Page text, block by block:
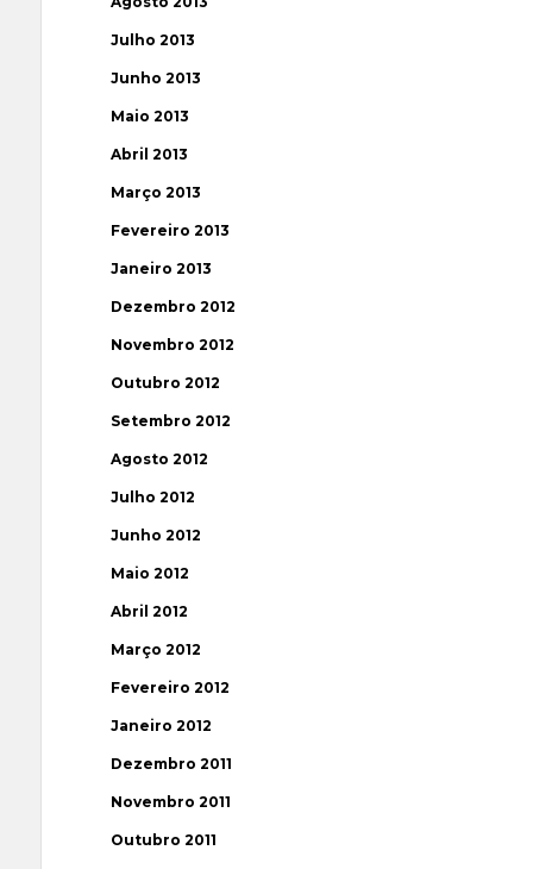
Julho 2013
Junho 2013
Maio 2013
Abril 2013
Março 2013
Fevereiro 2013
Janeiro 2013
Dezembro 2012
Novembro 2012
Outubro 2012
Setembro 2012
Agosto 2012
Julho 2012
Junho 2012
Maio 2012
Abril 2012
Março 2012
Fevereiro 2012
Janeiro 2012
Dezembro 2011
Novembro 2011
Outubro 2011